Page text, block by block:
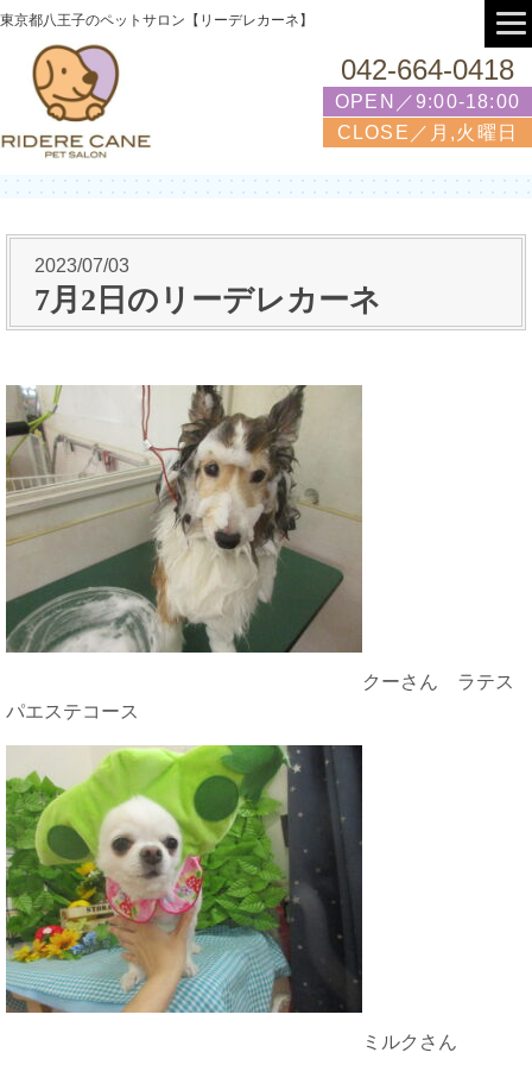
東京都八王子のペットサロン【リーデレカーネ】
042-664-0418
OPEN／9:00-18:00
CLOSE／月,火曜日
2023/07/03
7月2日のリーデレカーネ
クーさん ラテス
パエステコース
ミルクさん